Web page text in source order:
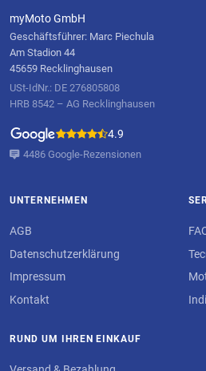
myMoto GmbH
Geschäftsführer: Marc Piechula
Am Stadion 44
45659 Recklinghausen
USt-IdNr.: DE 276805808
HRB 8542 – AG Recklinghausen
4.9
4486 Google-Rezensionen
UNTERNEHMEN
AGB
Datenschutzerklärung
Impressum
Kontakt
RUND UM IHREN EINKAUF